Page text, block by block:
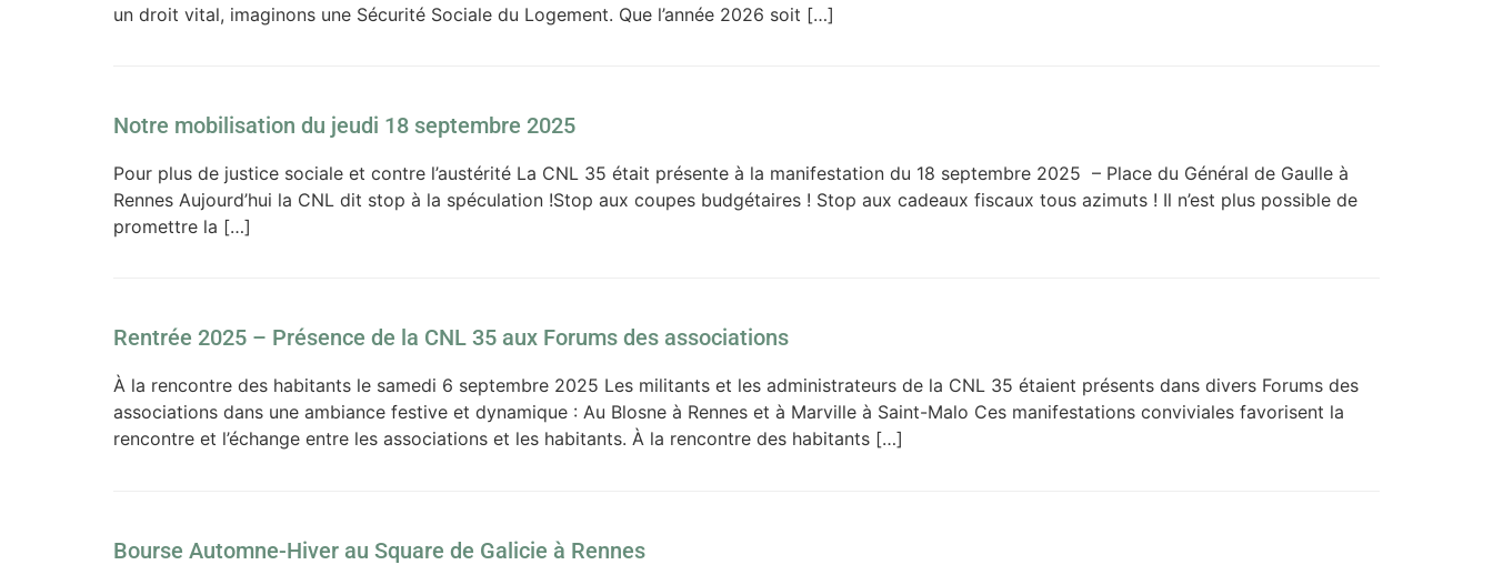
un droit vital, imaginons une Sécurité Sociale du Logement. Que l’année 2026 soit […]
Notre mobilisation du jeudi 18 septembre 2025
Pour plus de justice sociale et contre l’austérité La CNL 35 était présente à la manifestation du 18 septembre 2025 – Place du Général de Gaulle à
Rennes Aujourd’hui la CNL dit stop à la spéculation !Stop aux coupes budgétaires ! Stop aux cadeaux fiscaux tous azimuts ! Il n’est plus possible de
promettre la […]
Rentrée 2025 – Présence de la CNL 35 aux Forums des associations
À la rencontre des habitants le samedi 6 septembre 2025 Les militants et les administrateurs de la CNL 35 étaient présents dans divers Forums des
associations dans une ambiance festive et dynamique : Au Blosne à Rennes et à Marville à Saint-Malo Ces manifestations conviviales favorisent la
rencontre et l’échange entre les associations et les habitants. À la rencontre des habitants […]
Bourse Automne-Hiver au Square de Galicie à Rennes